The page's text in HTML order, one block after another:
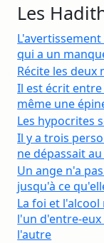
Les
qui a un
Récite les
Il est écrit
même une
Les hypocrites
Il y a trois
ne dépassait
Un ange n'a
jusqu'à ce
La foi et
l'un d'entre-
l'autre